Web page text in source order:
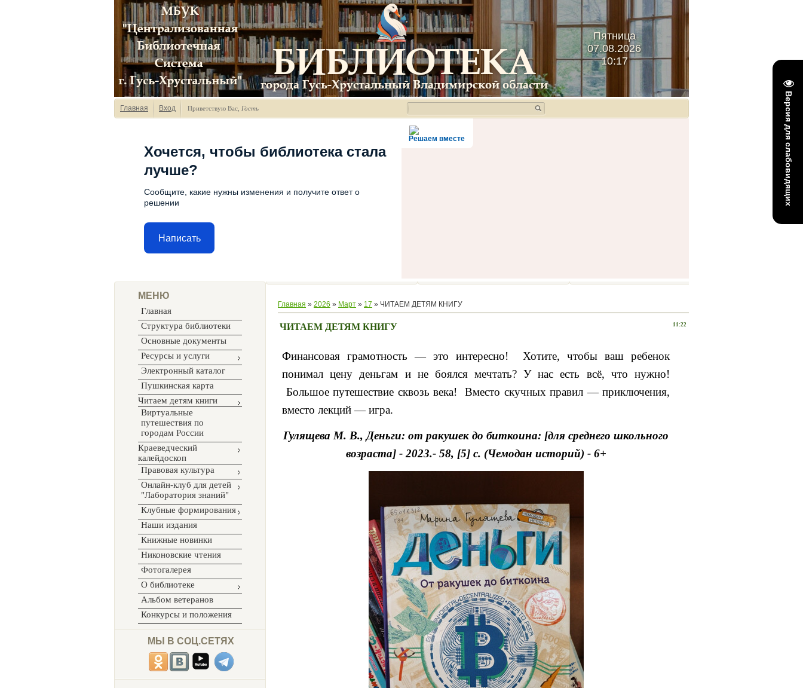
Версия для слабовидящих
Пятница
07.08.2026
10:17
Главная Вход Приветствую Вас Гость
Решаем вместе
Хочется, чтобы библиотека стала
лучше?
Сообщите, какие нужны изменения и получите ответ о
решении
Написать
МЕНЮ
Главная
Структура библиотеки
Основные документы
Ресурсы и услуги
Электронный каталог
Пушкинская карта
Читаем детям книги
Виртуальные
путешествия по
городам России
Краеведческий
калейдоскоп
Правовая культура
Онлайн-клуб для детей
"Лаборатория знаний"
Клубные формирования
Наши издания
Книжные новинки
Никоновские чтения
Фотогалерея
О библиотеке
Альбом ветеранов
Конкурсы и положения
МЫ В СОЦ.СЕТЯХ
Главная » 2026 » Март » 17 » ЧИТАЕМ ДЕТЯМ КНИГУ
11:22
ЧИТАЕМ ДЕТЯМ КНИГУ
Финансовая грамотность — это интересно! Хотите, чтобы ваш ребенок
понимал цену деньгам и не боялся мечтать? У нас есть всё, что нужно!
Большое путешествие сквозь века!
Вместо скучных правил — приключения,
вместо лекций — игра.
Гулящева М. В., Деньги: от ракушек до биткоина: [для среднего школьного
возраста] - 2023.- 58, [5] с. (Чемодан историй) - 6+